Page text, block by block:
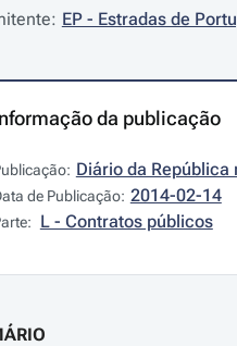
EP - Estradas de
da publicação
Diário da República
de Publicação: 2014-02-14
L - Contratos públicos